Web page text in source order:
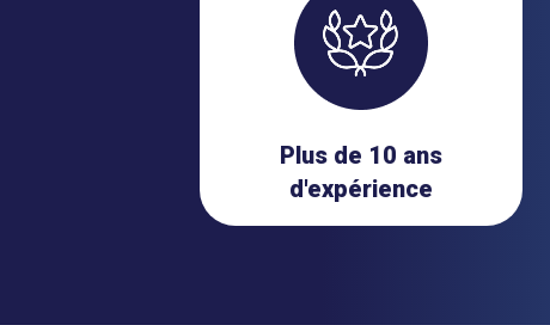
Plus de 10 ans
d'expérience